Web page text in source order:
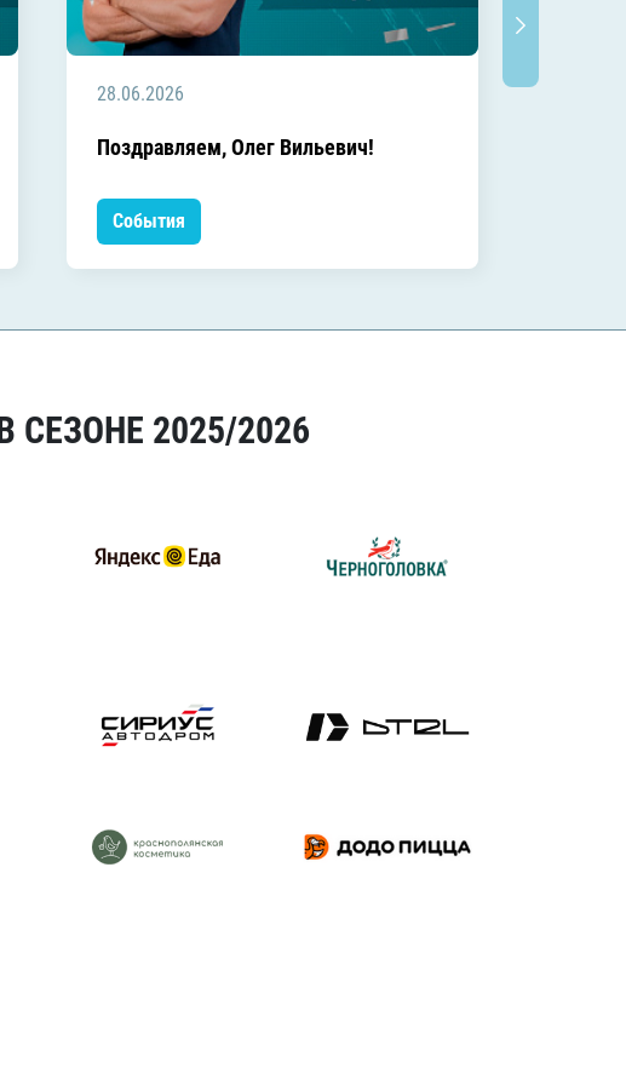
28.06.2026
Поздравляем, Олег Вильевич!
События
2025/2026